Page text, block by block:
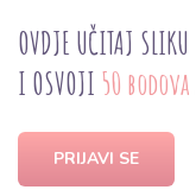
OVDJE UČITAJ SLIKU
I OSVOJI 50 bodova
PRIJAVI SE